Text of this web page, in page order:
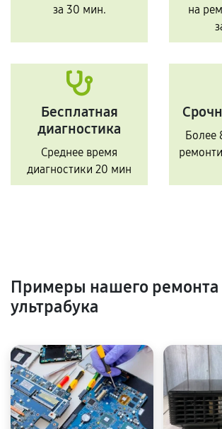
за 30 мин.
на
Бесплатная
диагностика
Среднее время
диагностики 20 мин
Более
Примеры нашего ремонта
ультрабука